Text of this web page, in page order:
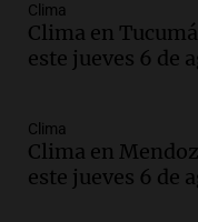
memoria y
Noticias Rosario
Obrera
pérdida de
metalúrgica
Clima
Clima en
este jueves 6 de
Clima
Clima en
este jueves 6 de